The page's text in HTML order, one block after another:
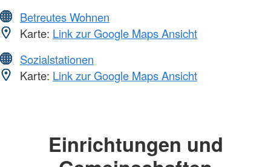
Betreutes Wohnen
Karte: Link zur Google Maps Ansicht
Sozialstationen
Karte: Link zur Google Maps Ansicht
Einrichtungen und